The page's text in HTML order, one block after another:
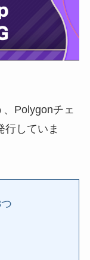
、Polygonチェ
行していま